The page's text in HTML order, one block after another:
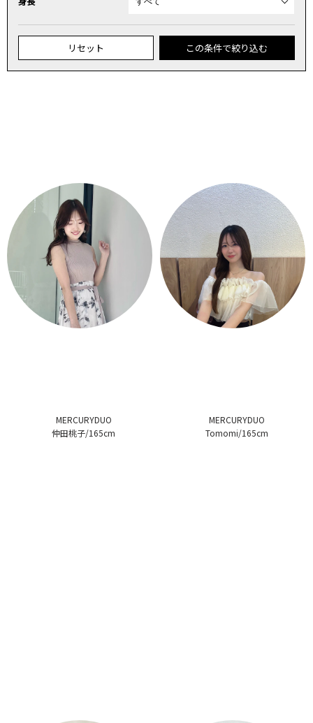
リセット この条件で絞り込む
MERCURYDUO
仲田桃子/165cm
MERCURYDUO
Tomomi/165cm